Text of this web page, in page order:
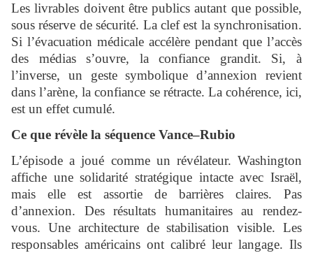
Les livrables doivent être publics autant que possible,
sous réserve de sécurité. La clef est la synchronisation.
Si l’évacuation médicale accélère pendant que l’accès
des médias s’ouvre, la confiance grandit. Si, à
l’inverse, un geste symbolique d’annexion revient
dans l’arène, la confiance se rétracte. La cohérence, ici,
est un effet cumulé.
Ce que révèle la séquence Vance–Rubio
L’épisode a joué comme un révélateur. Washington
affiche une solidarité stratégique intacte avec Israël,
mais elle est assortie de barrières claires. Pas
d’annexion. Des résultats humanitaires au rendez-
vous. Une architecture de stabilisation visible. Les
responsables américains ont calibré leur langage. Ils